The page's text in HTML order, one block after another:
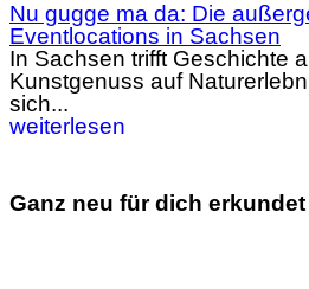
Nu gugge ma da: Die
Eventlocations in Sachsen
In Sachsen trifft Geschichte
Kunstgenuss auf
sich...
weiterlesen
Ganz neu für dich erkundet